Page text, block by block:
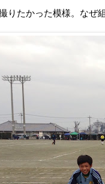
りたかった模様。なぜ